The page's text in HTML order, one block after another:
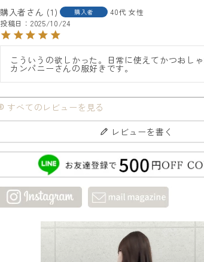
ブラック
01
購入者
1 購入者 40代 女性
投稿日
2025/10/24
こういうの欲しかった。日常に使えてかつおし
カンパニーさんの服好きです。
すべてのレビューを見る
レビューを書く